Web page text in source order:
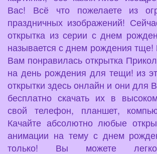
Вас! Всё что пожелаете из
праздничных изображений!
открытка из серии с днем
называется с днем рождения
Вам понравилась открытка
на день рождения для тещи! из
открытки здесь онлайн и они для
бесплатно скачать их в
свой телефон, планшет,
Качайте абсолютно любые
анимации на тему с днем
только! Вы можете легко